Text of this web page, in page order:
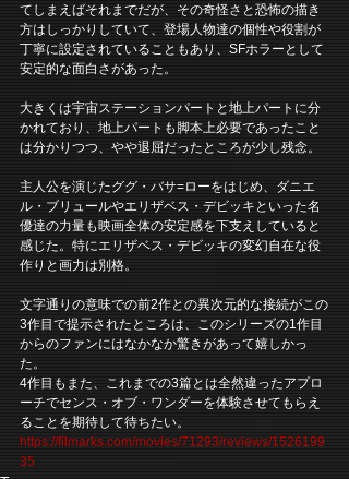
てしまえばそれまでだが、その奇怪さと恐怖の描き
方はしっかりしていて、登場人物達の個性や役割が
丁寧に設定されていることもあり、SFホラーとして
安定的な面白さがあった。
大きくは宇宙ステーションパートと地上パートに分
かれており、地上パートも脚本上必要であったこと
は分かりつつ、やや退屈だったところが少し残念。
主人公を演じたググ・バサ=ローをはじめ、ダニエ
ル・ブリュールやエリザベス・デビッキといった名
優達の力量も映画全体の安定感を下支えしていると
感じた。特にエリザベス・デビッキの変幻自在な役
作りと画力は別格。
文字通りの意味での前2作との異次元的な接続がこの
3作目で提示されたところは、このシリーズの1作目
からのファンにはなかなか驚きがあって嬉しかっ
た。
4作目もまた、これまでの3篇とは全然違ったアプロ
ーチでセンス・オブ・ワンダーを体験させてもらえ
ることを期待して待ちたい。
https://filmarks.com/movies/71293/reviews/1526199
35